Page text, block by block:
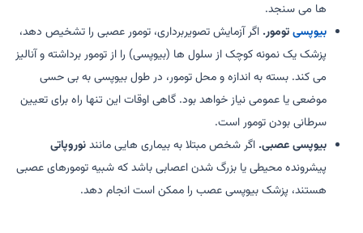
ها می سنجد.
بیوپسیتومور. اگر آزمایش تصویربرداری، تومور عصبی را تشخیص دهد،
پزشک یک نمونه کوچک از سلول ها (بیوپسی) را از تومور برداشته و آنالیز
می کند. بسته به اندازه و محل تومور، در طول بیوپسی به بی حسی
موضعی یا عمومی نیاز خواهد بود. گاهی اوقات این تنها راه برای تعیین
سرطانی بودن تومور است.
بیوپسی عصبی. اگر شخص مبتلا به بیماری هایی مانندنوروپاتی
پیشرونده محیطی یا بزرگ شدن اعصابی باشد که شبیه تومورهای عصبی
هستند، پزشک بیوپسی عصب را ممکن است انجام دهد.